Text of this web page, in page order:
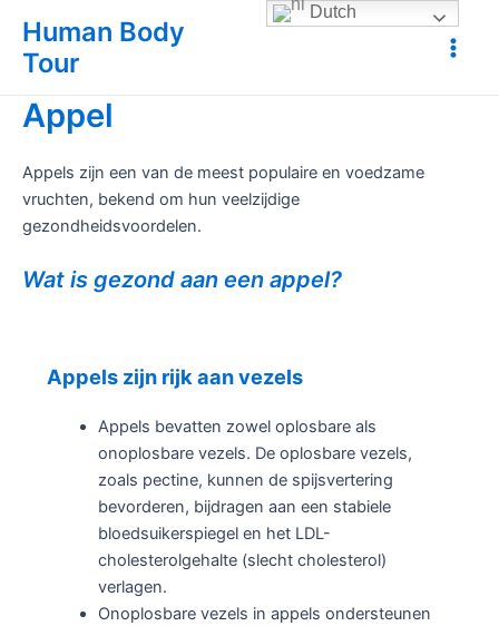
naarHuman Body
Tour
Main
Appel
Appels zijn een van de meest populaire en voedzame
vruchten, bekend om hun veelzijdige
gezondheidsvoordelen.
Wat is gezond aan een appel?
Appels zijn rijk aan vezels
Appels bevatten zowel oplosbare als
onoplosbare vezels. De oplosbare vezels,
zoals pectine, kunnen de spijsvertering
bevorderen, bijdragen aan een stabiele
bloedsuikerspiegel en het LDL-
cholesterolgehalte (slecht cholesterol)
verlagen.
Onoplosbare vezels in appels ondersteunen
Dutch